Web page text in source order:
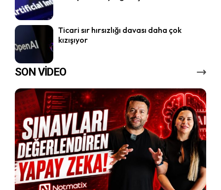
Ticari sır hırsızlığı davası daha çok
kızışıyor
SON VİDEO